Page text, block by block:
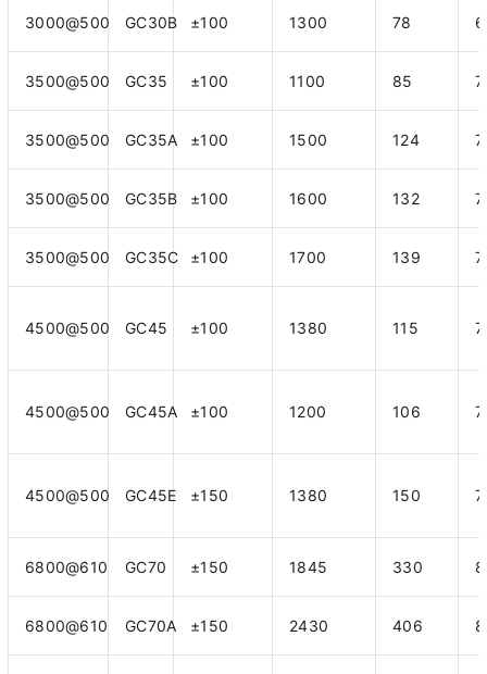
3000@500 GC30B ±100 1300 78
3500@500 GC35 ±100 1100 85
3500@500 GC35A ±100 1500 124
3500@500 GC35B ±100 1600 132
3500@500 GC35C ±100 1700 139
4500@500 GC45 ±100 1380 115
4500@500 GC45A ±100 1200 106
4500@500 GC45E ±150 1380 150
6800@610 GC70 ±150 1845 330
6800@610 GC70A ±150 2430 406